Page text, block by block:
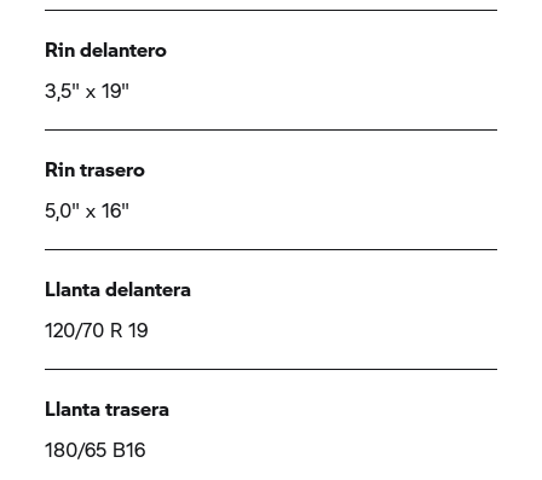
Rin delantero
3,5" x 19"
Rin trasero
5,0" x 16"
Llanta delantera
120/70 R 19
Llanta trasera
180/65 B16